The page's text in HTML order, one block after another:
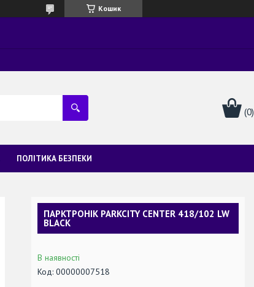
Кошик
ПОЛІТИКА БЕЗПЕКИ
ПАРКТРОНІК PARKCITY CENTER 418/102 LW
BLACK
В наявності
Код: 00000007518